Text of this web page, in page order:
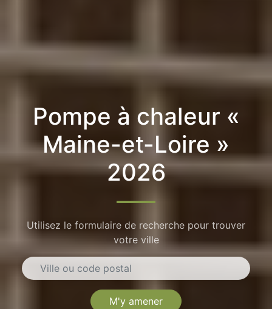
Pompe à chaleur «
Maine-et-Loire »
2026
Utilisez le formulaire de recherche pour trouver
votre ville
M'y amener